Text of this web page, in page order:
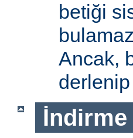
betiği
Ancak,
İndirme